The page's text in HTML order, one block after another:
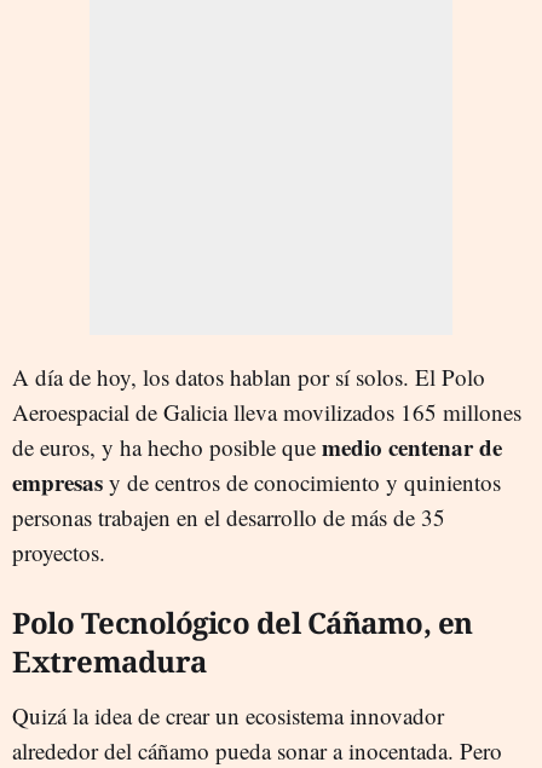
A día de hoy, los datos hablan por sí solos. El Polo
Aeroespacial de Galicia lleva movilizados 165 millones
de euros, y ha hecho posible que medio centenar de
empresas y de centros de conocimiento y quinientos
personas trabajen en el desarrollo de más de 35
proyectos.
Polo Tecnológico del Cáñamo, en
Extremadura
Quizá la idea de crear un ecosistema innovador
alrededor del cáñamo pueda sonar a inocentada. Pero